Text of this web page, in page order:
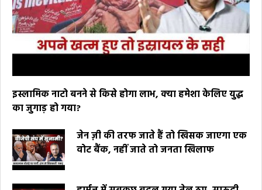
इस्लामिक नाटो बनने से किसे होगा लाभ, क्या हमेशा केलिए युद्ध
का जुगाड़ हो गया?
जेन ज़ी की तरफ जाते हैं तो खिसक जाएगा एक
वोट बैंक, नहीं जाते तो जनता खिलाफ